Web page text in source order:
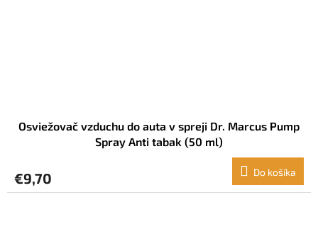
Osviežovač vzduchu do auta v spreji Dr. Marcus Pump
Spray Anti tabak (50 ml)
€9,70 Do košíka